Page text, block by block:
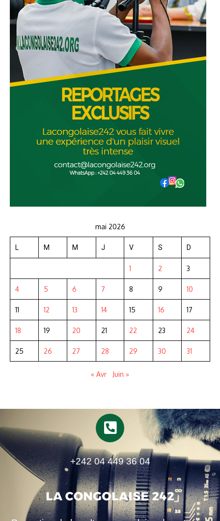
mai 2026
L M M J V S D
1 2 3
4 5 6 7 8 9 10
11 12 13 14 15 16 17
18 19 20 21 22 23 24
25 26 27 28 29 30 31
« Avr Juin »
+242 04 449 36 04